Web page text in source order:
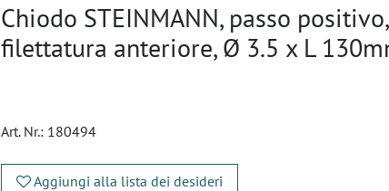
Chiodo STEINMANN, passo positivo,
filettatura anteriore, Ø 3.5 x L
Art. Nr.: 180494
Aggiungi alla lista dei desideri